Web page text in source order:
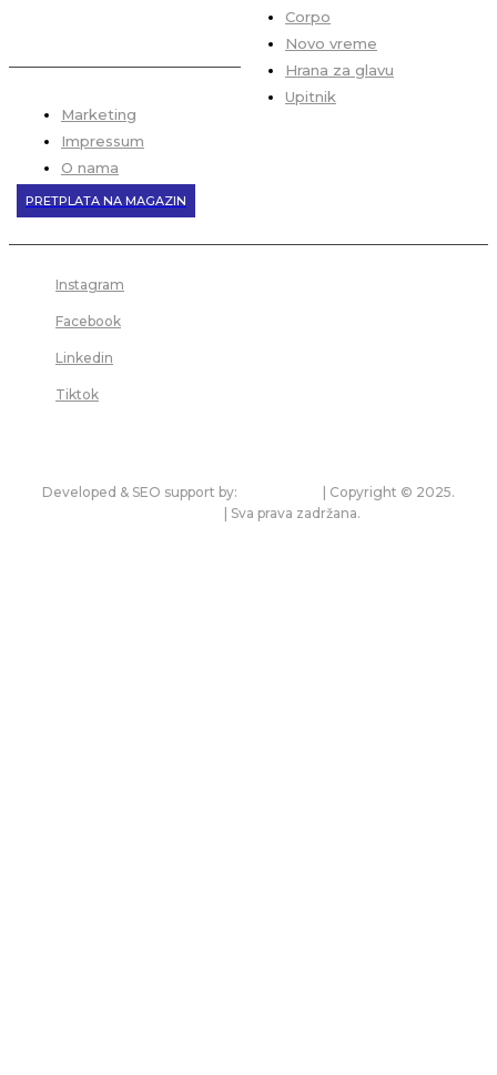
Corpo
Novo vreme
Hrana za glavu
Upitnik
Marketing
Impressum
O nama
PRETPLATA NA MAGAZIN
Instagram
Facebook
Linkedin
Tiktok
Developed & SEO support by:
| Copyright © 2025.
| Sva prava zadržana.